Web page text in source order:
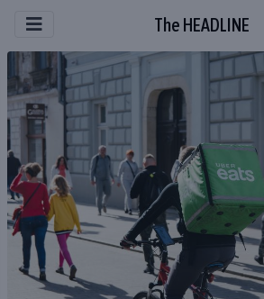
The HEADLINE